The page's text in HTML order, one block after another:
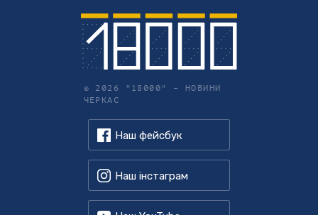
© 2026 "18000" – НОВИНИ
ЧЕРКАС
Наш фейсбук
Наш інстаграм